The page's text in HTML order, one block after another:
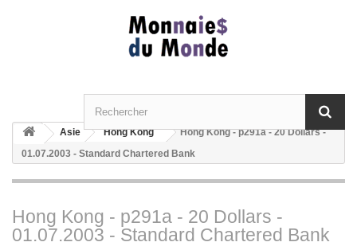
Asie Hong Kong
Hong Kong - p291a - 20 Dollars -
01.07.2003 - Standard Chartered Bank
Hong Kong - p291a - 20 Dollars -
01.07.2003 - Standard Chartered Bank